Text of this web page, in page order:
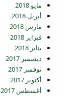
مايو 2018
أبريل 2018
مارس 2018
فبراير 2018
يناير 2018
ديسمبر 2017
نوفمبر 2017
أكتوبر 2017
أغسطس 2017